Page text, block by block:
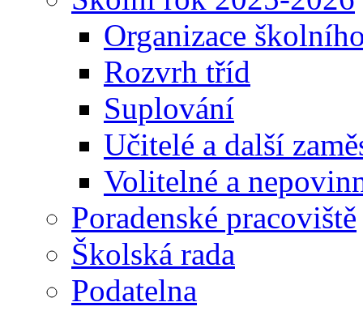
Organizace
Rozvrh tříd
Suplování
Učitelé a další
Volitelné a
Poradenské pracoviště
Školská rada
Podatelna